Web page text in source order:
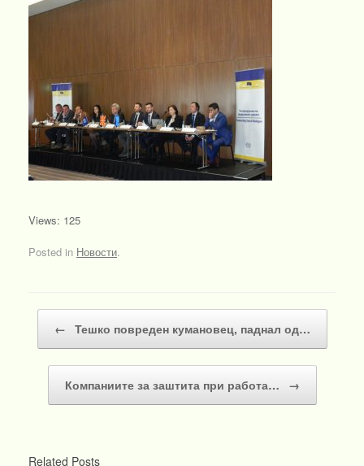
Views: 125
Posted in Новости.
← Тешко повреден кумановец, паднал од…
Компаниите за заштита при работа… →
Related Posts